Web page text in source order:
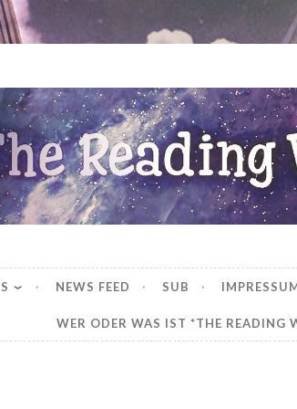
World
NEWS FEED SUB
WER ODER WAS IST *THE READING